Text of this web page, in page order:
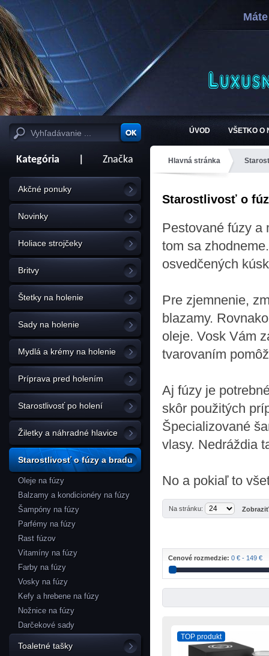
ÚVOD VŠETKO O
Kategória Značka
Akčné ponuky
Novinky
Holiace strojčeky
Britvy
Štetky na holenie
Sady na holenie
Mydlá a krémy na holenie
Príprava pred holením
Starostlivosť po holení
Žiletky a náhradné hlavice
Starostlivosť o fúzy a bradu
Oleje na fúzy
Balzamy a kondicionéry na fúzy
Šampóny na fúzy
Parfémy na fúzy
Rast fúzov
Vitamíny na fúzy
Farby na fúzy
Vosky na fúzy
Kefy a hrebene na fúzy
Nožnice na fúzy
Darčekové sady
Toaletné tašky
Hlavná stránka
Starostlivosť o
Pestované fúzy a
tom sa
osvedčených
Pre zjemnenie,
blazamy.
oleje. Vosk Vám
tvarovaním
Aj fúzy je
skôr použitých
Špecializované
vlasy. Nedráždia
No a pokiaľ to
Na stránku:
Cenové rozmedzie: 0 € - 149 €
TOP produkt